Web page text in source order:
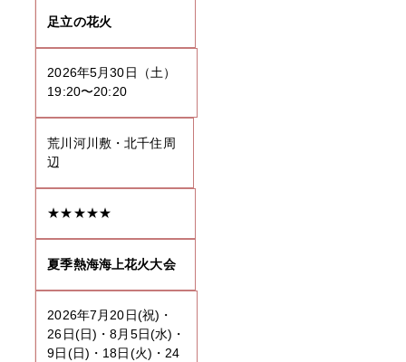
足立の花火
2026年5月30日（土）
19:20〜20:20
荒川河川敷・北千住周
辺
★★★★★
夏季熱海海上花火大会
2026年7月20日(祝)・
26日(日)・8月5日(水)・
9日(日)・18日(火)・24